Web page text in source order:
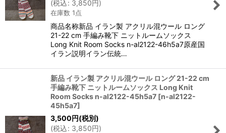
(税込: 3,850円)
在庫数 1点
商品名称新品 イラン製 アクリル混ウール ロング
21-22 cm 手編み靴下 ニットルームソックス
Long Knit Room Socks n-al2122-46h5a7原産国
イラン説明イラン伝統…
新品 イラン製 アクリル混ウール ロング 21-22 cm
手編み靴下 ニットルームソックス Long Knit
Room Socks n-al2122-45h5a7 [n-al2122-
45h5a7]
3,500円(税別)
(税込: 3,850円)